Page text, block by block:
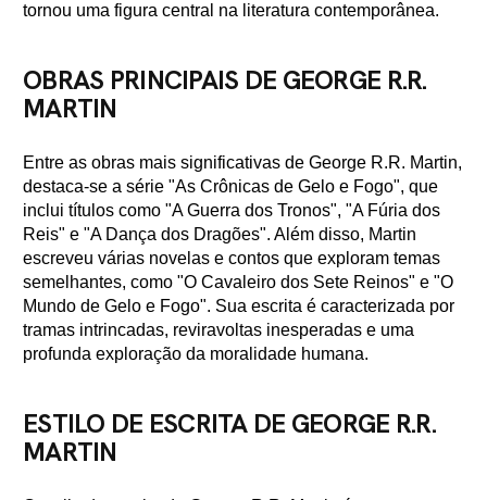
tornou uma figura central na literatura contemporânea.
OBRAS PRINCIPAIS DE GEORGE R.R.
MARTIN
Entre as obras mais significativas de George R.R. Martin,
destaca-se a série "As Crônicas de Gelo e Fogo", que
inclui títulos como "A Guerra dos Tronos", "A Fúria dos
Reis" e "A Dança dos Dragões". Além disso, Martin
escreveu várias novelas e contos que exploram temas
semelhantes, como "O Cavaleiro dos Sete Reinos" e "O
Mundo de Gelo e Fogo". Sua escrita é caracterizada por
tramas intrincadas, reviravoltas inesperadas e uma
profunda exploração da moralidade humana.
ESTILO DE ESCRITA DE GEORGE R.R.
MARTIN